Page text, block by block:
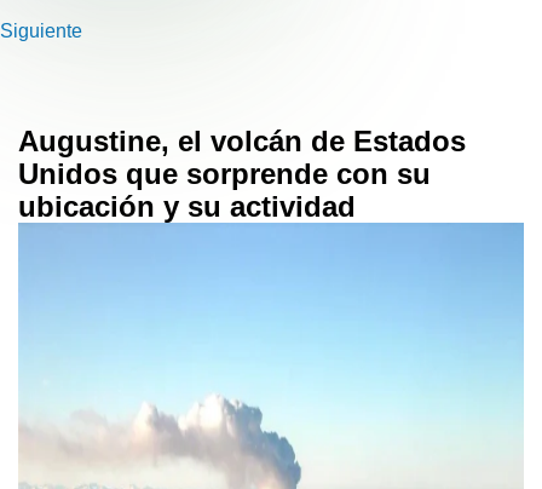
Siguiente
Augustine, el volcán de Estados
Unidos que sorprende con su
ubicación y su actividad